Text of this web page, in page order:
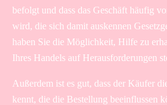
befolgt und dass das Geschäft häufig
wird, die sich damit auskennen
haben Sie die Möglichkeit, Hilfe zu
Ihres Handels auf Herausforderungen
Außerdem ist es gut, dass der Käufer
kennt, die die Bestellung beeinflussen